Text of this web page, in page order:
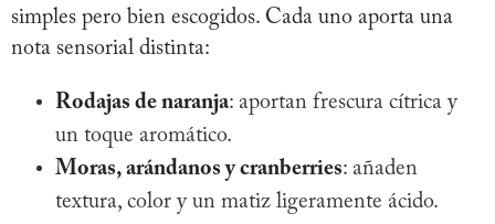
simples pero bien escogidos. Cada uno aporta una
nota sensorial distinta:
Rodajas de naranja: aportan frescura cítrica y
un toque aromático.
Moras, arándanos y cranberries: añaden
textura, color y un matiz ligeramente ácido.